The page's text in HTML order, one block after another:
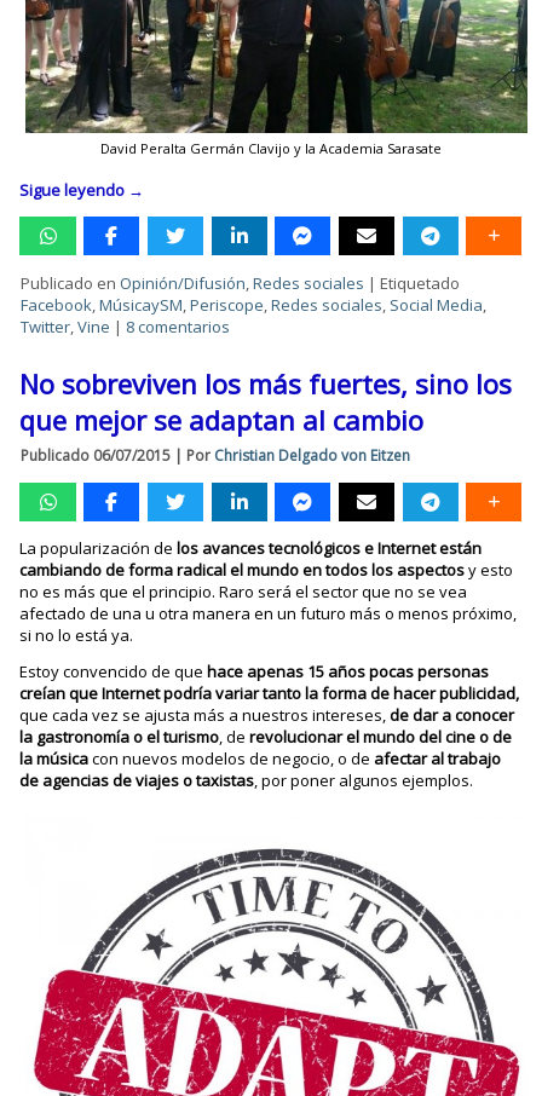
David Peralta Germán Clavijo y la Academia Sarasate
Sigue leyendo →
Publicado en Opinión/Difusión,Redes sociales |Etiquetado
Facebook,MúsicaySM,Periscope,Redes sociales, Social Media,
Twitter,Vine | 8 comentarios
No sobreviven los más fuertes, sino los
que mejor se adaptan al cambio
Publicado 06/07/2015 | Por Christian Delgado von Eitzen
La popularización de los avances tecnológicos e Internet están
cambiando de forma radical el mundo en todos los aspectosy esto
no es más que el principio. Raro será el sector que no se vea
afectado de una u otra manera en un futuro más o menos próximo,
si no lo está ya.
Estoy convencido de que hace apenas 15 años pocas personas
creían que Internet podría variar tanto la forma de hacer publicidad,
que cada vez se ajusta más a nuestros intereses,de dar a conocer
la gastronomía o el turismo, derevolucionar el mundo del cine o de
la músicacon nuevos modelos de negocio, o de afectar al trabajo
de agencias de viajes o taxistas, por poner algunos ejemplos.